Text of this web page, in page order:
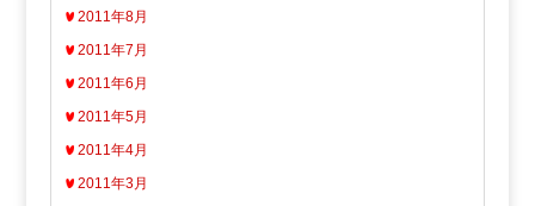
2011年8月
2011年7月
2011年6月
2011年5月
2011年4月
2011年3月